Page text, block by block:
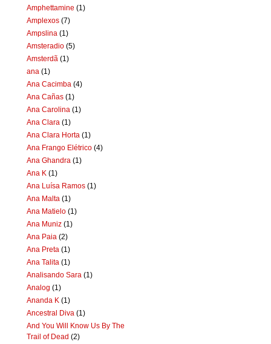
Amphettamine (1)
Amplexos (7)
Ampslina (1)
Amsteradio (5)
Amsterdã (1)
ana (1)
Ana Cacimba (4)
Ana Cañas (1)
Ana Carolina (1)
Ana Clara (1)
Ana Clara Horta (1)
Ana Frango Elétrico (4)
Ana Ghandra (1)
Ana K (1)
Ana Luísa Ramos (1)
Ana Malta (1)
Ana Matielo (1)
Ana Muniz (1)
Ana Paia (2)
Ana Preta (1)
Ana Talita (1)
Analisando Sara (1)
Analog (1)
Ananda K (1)
Ancestral Diva (1)
And You Will Know Us By The
Trail of Dead (2)